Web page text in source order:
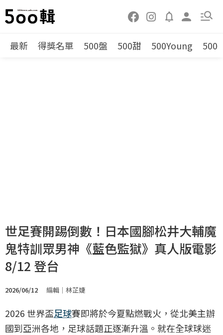
最新 得獎名單 500盤 500甜 500Young 500
世足賽開踢倒數！日本國腳松井大輔魔
鬼特訓眾男神《藍色監獄》真人版電影
8/12 登台
2026/06/12 編輯｜林芷婕
2026 世界盃足球賽即將於今夏點燃戰火，從北美主辦
國到亞洲各地，足球話題正逐漸升溫。就在全球球迷